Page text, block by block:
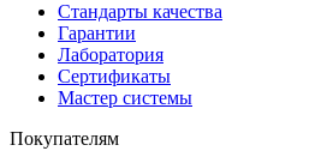
Стандарты качества
Гарантии
Лаборатория
Сертификаты
Мастер системы
Покупателям